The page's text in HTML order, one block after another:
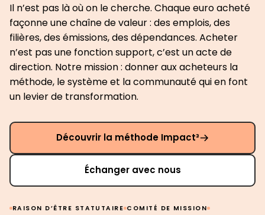
Il n’est pas là où on le cherche. Chaque euro acheté
façonne une chaîne de valeur : des emplois, des
filières, des émissions, des dépendances. Acheter
n’est pas une fonction support, c’est un acte de
direction. Notre mission : donner aux acheteurs la
méthode, le système et la communauté qui en font
un levier de transformation.
Découvrir la méthode Impact³
Échanger avec nous
RAISON D’ÊTRE STATUTAIRE COMITÉ DE MISSION